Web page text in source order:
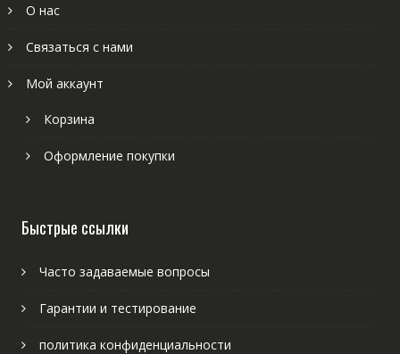
О нас
Связаться с нами
Мой аккаунт
Корзина
Оформление покупки
Быстрые ссылки
Часто задаваемые вопросы
Гарантии и тестирование
политика конфиденциальности